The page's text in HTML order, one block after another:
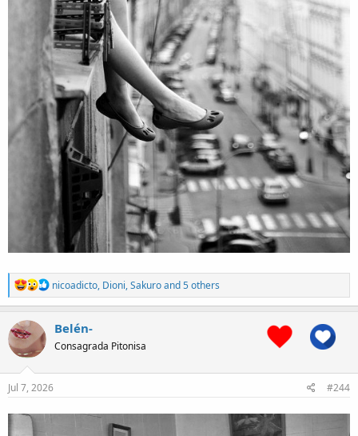
R
e
a
c
n
s
nicoadicto, Dioni,Sakuroand 5 others
Belén-
Consagrada Pitonisa
Jul 7, 2026 #244